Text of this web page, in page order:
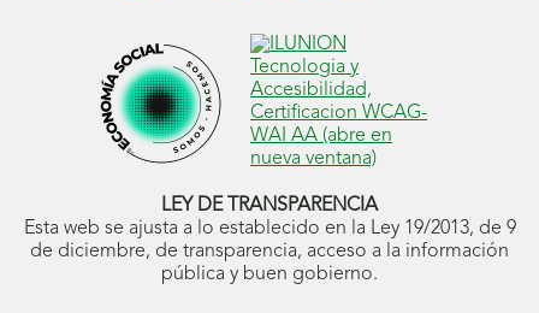
abrirá
en
ventana
nueva)
abrirá
en
ventana
nueva)
abrirá
en
ventana
nueva)
Blog
ONCE
(se
abrirá
en
ventana
nueva)
(se
abrirá
en
ventana
nueva)
(se
abrirá
en
ventana
nueva)
ventana
nueva)
LEY DE TRANSPARENCIA
Esta web se ajusta a lo establecido en la Ley 19/2013, de 9
de diciembre, de transparencia, acceso a la información
pública y buen gobierno.